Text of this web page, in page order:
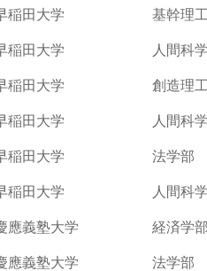
稲田大学 基幹理工
稲田大学 人間科
稲田大学 創造理
稲田大学 人間科
稲田大学 法学部
稲田大学 人間科
應義塾大学 経済学部
應義塾大学 法学部